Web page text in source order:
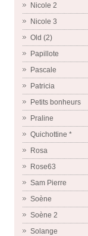
Nicole 2
Nicole 3
Old (2)
Papillote
Pascale
Patricia
Petits bonheurs
Praline
Quichottine *
Rosa
Rose63
Sam Pierre
Soène
Soène 2
Solange